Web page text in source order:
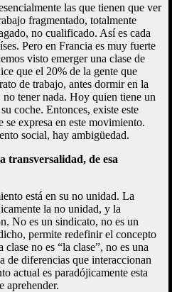
las que tienen que ver
fragmentado, totalmente
no cualificado. Así es cada
Pero en Francia es muy fuerte
visto emerger una clase de
que el 20% de la gente que
de trabajo, antes dormir en la
tener nada. Hoy quien tiene un
coche. Entonces, existe este
expresa en este movimiento.
social, hay ambigüedad.
transversalidad, de esa
está en su no unidad. La
la no unidad, y la
No es un sindicato, no es un
permite redefinir el concepto
no es “la clase”, no es una
de diferencias que interaccionan
actual es paradójicamente esta
aprehender.